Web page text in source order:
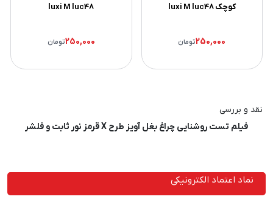
کوچک luxi M luc48
250,000تومان
luxi M luc48
250,000تومان
نقد و بررسی
فیلم تست روشنایی چراغ بغل آویز طرح X قرمز نور ثابت و فلشر
نماد اعتماد الکترونیکی